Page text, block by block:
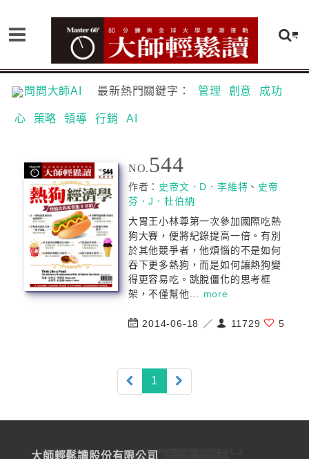
問問大師AI 最新熱門關鍵字： 管理 創意 成功
心 策略 領導 行銷 AI
NO. 544
作者： 史帝文．D．李維特 、 史帝
芬．J．杜伯納
大胃王小林尊第一次參加國際吃熱
狗大賽，便將紀錄提高一倍。有別
於其他競爭者，他煩惱的不是如何
吞下更多熱狗，而是如何讓熱狗變
得更容易吃。跳脫僵化的思考框
架，不僅幫他... more
2014-06-18 ／ 11729 5
1 (current)
大師輕鬆讀股份有限公司